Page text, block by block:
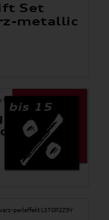
Set
metallic
bis 15
(7P)